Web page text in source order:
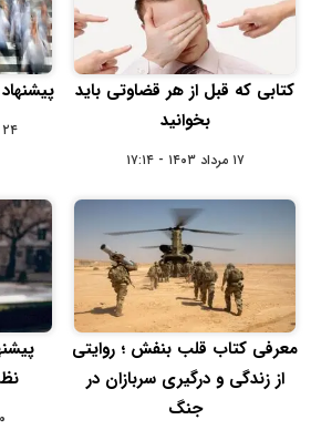
کتابی که قبل از هر قضاوتی باید
بخوانید
۱۷ مرداد ۱۴۰۳ - ۱۷:۱۴
۲۴ خرداد ۱۴۰۳ - ۱۵:۰۰
معرفی کتاب قلب بنفش ؛ روایتی
از زندگی و درگیری سربازان در
جنگ
۲۰